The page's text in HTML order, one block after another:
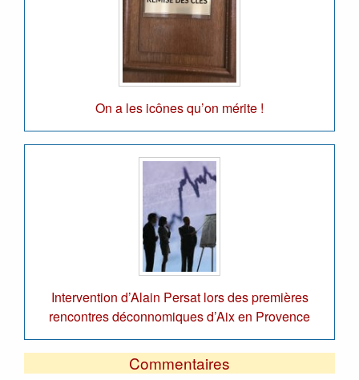
On a les icônes qu’on mérite !
Intervention d’Alain Persat lors des premières
rencontres déconnomiques d’Aix en Provence
Commentaires